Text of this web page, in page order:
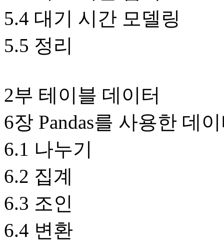
5.4 대기 시간 모델링
5.5 정리
2부 테이블 데이터
6장 Pandas를 사용한 데
6.1 나누기
6.2 집계
6.3 조인
6.4 변환